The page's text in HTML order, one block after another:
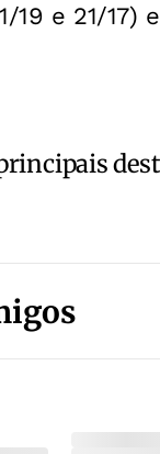
19 e 21/17)